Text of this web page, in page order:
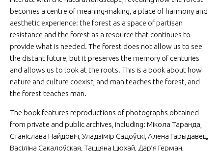
becomes a centre of meaning-making, a place of harmony and
aesthetic experience: the forest as a space of partisan
resistance and the forest as a resource that continues to
provide what is needed. The forest does not allow us to see
the distant future, but it preserves the memory of centuries
and allows us to look at the roots. This is a book about how
nature and culture coexist, and man teaches the forest, and
the forest teaches man.
The book features reproductions of photographs obtained
from private and public archives, including: Мікола Таранда,
Станіслава Найдовіч, Уладзімір Садоўскі, Алена Гарыдавец,
Васіліна Сакалоўская, Таццяна Цюхай, Дар’я Герман,